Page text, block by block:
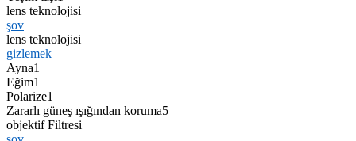
lens teknolojisi
şov
lens teknolojisi
gizlemek
Ayna1
Eğim1
Polarize1
Zararlı güneş ışığından koruma5
objektif Filtresi